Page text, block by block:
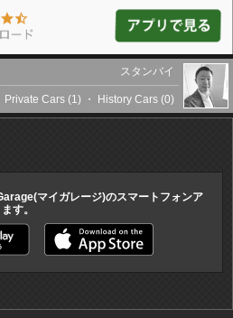
スタンバイ
Private Cars (1) ・ History Cars (0)
マイガレージ)のスマートフォンア
す。